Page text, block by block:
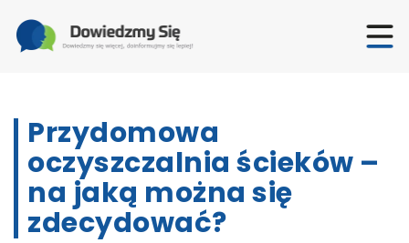
Przydomowa
oczyszczalnia ścieków –
na jaką można się
zdecydować?